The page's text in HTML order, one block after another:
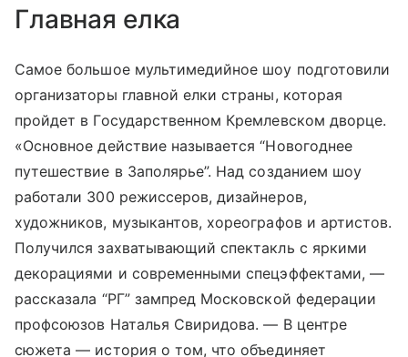
Главная елка
Самое большое мультимедийное шоу подготовили
организаторы главной елки страны, которая
пройдет в Государственном Кремлевском дворце.
«Основное действие называется “Новогоднее
путешествие в Заполярье”. Над созданием шоу
работали 300 режиссеров, дизайнеров,
художников, музыкантов, хореографов и артистов.
Получился захватывающий спектакль с яркими
декорациями и современными спецэффектами, —
рассказала “РГ” зампред Московской федерации
профсоюзов Наталья Свиридова. — В центре
сюжета — история о том, что объединяет